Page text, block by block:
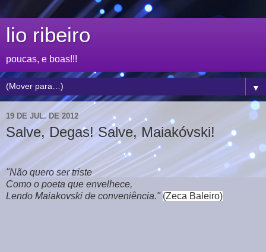
lio ribeiro
poucas, e boas!!!
▼
19 DE JUL. DE 2012
Salve, Degas! Salve, Maiakóvski!
"Não quero ser triste
Como o poeta que envelhece,
Lendo Maiakovski de conveniência." (Zeca Baleiro)